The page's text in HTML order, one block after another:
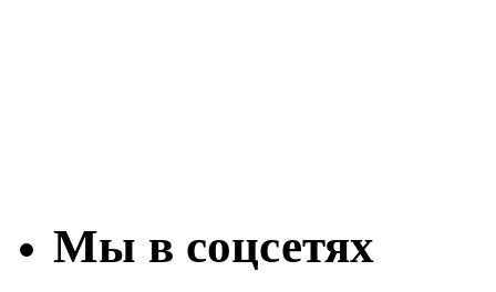
Мы в соцсетях